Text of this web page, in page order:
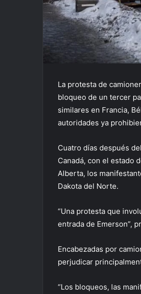
La protesta de
bloqueo de un tercer
similares en Francia,
autoridades ya
Cuatro días después
Canadá, con el estado
Alberta, los
Dakota del Norte.
“Una protesta que
entrada de Emerson”,
Encabezadas por
perjudicar
“Los bloqueos, las